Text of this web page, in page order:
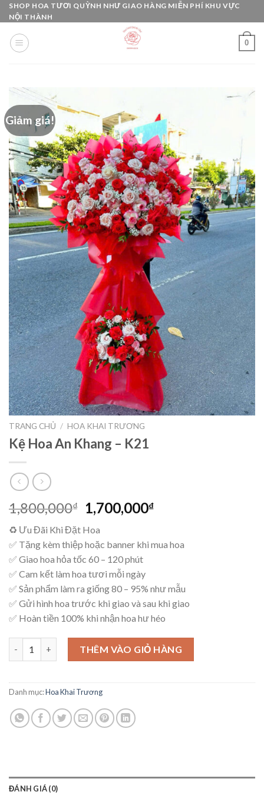
Skip
to
content
SHOP HOA TƯƠI QUỲNH NHƯ GIAO HÀNG MIỄN PHÍ KHU VỰC
NỘI THÀNH
0
Giảm giá!
TRANG CHỦ / HOA KHAI TRƯƠNG
Kệ Hoa An Khang – K21
1,800,000₫
Giá
gốc
là:
1,800,000₫.
1,700,000₫Giá
là:
♻ Ưu Đãi Khi Đặt Hoa
✅ Tặng kèm thiệp hoặc banner khi mua hoa
✅ Giao hoa hỏa tốc 60 – 120 phút
✅ Cam kết làm hoa tươi mỗi ngày
✅ Sản phẩm làm ra giống 80 – 95% như mẫu
✅ Gửi hình hoa trước khi giao và sau khi giao
✅ Hoàn tiền 100% khi nhận hoa hư héo
Kệ Hoa An Khang – K21 số lượng
THÊM VÀO GIỎ HÀNG
Danh mục:Hoa Khai Trương
ĐÁNH GIÁ (0)